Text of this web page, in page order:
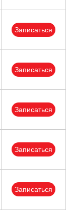
Записаться
Записаться
Записаться
Записаться
Записаться